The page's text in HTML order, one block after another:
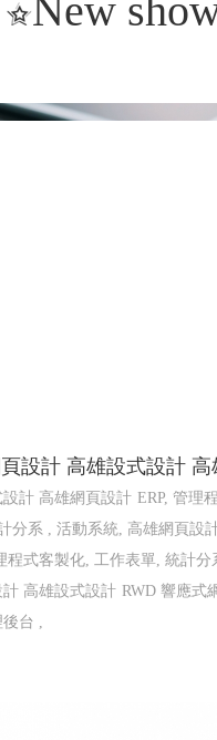
New
設計 高雄設式設計
設計 高雄網頁設計 ERP, 管理
分系 , 活動系統, 高雄網頁設
程式客製化, 工作表單, 統計
高雄設式設計 RWD 響應式
台 ,